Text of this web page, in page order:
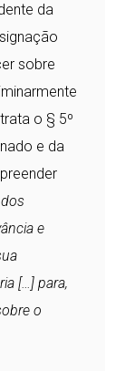
da
sobre
o § 5º
e da
e
[…] para,
o